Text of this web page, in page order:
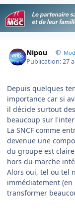
Nipou
Publication:27
Depuis quelques
importance car si
il décide surtout
beaucoup sur
La SNCF comme
devenue une
du groupe est
hors du marche
Alors oui, tel ou tel
immédiatement (en
transformer